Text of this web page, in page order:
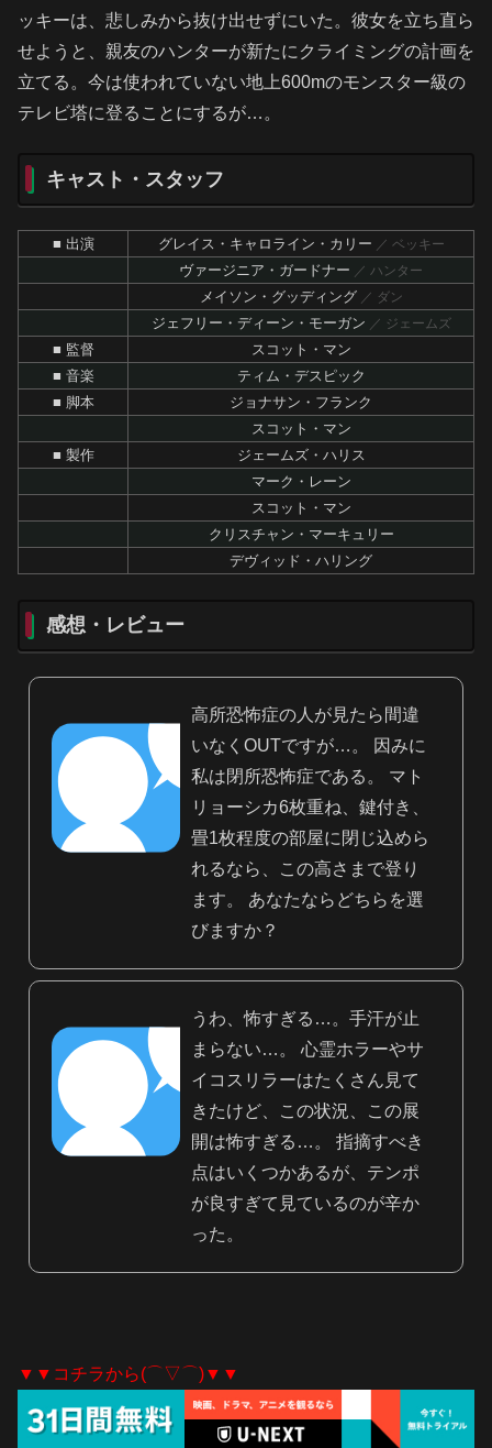
ッキーは、悲しみから抜け出せずにいた。彼女を立ち直ら
せようと、親友のハンターが新たにクライミングの計画を
立てる。今は使われていない地上600mのモンスター級の
テレビ塔に登ることにするが…。
キャスト・スタッフ
■ 出演 グレイス・キャロライン・カリー ／ ベッキー
ヴァージニア・ガードナー ／ ハンター
メイソン・グッディング ／ ダン
ジェフリー・ディーン・モーガン ／ ジェームズ
■ 監督
スコット・マン
■ 音楽
ティム・デスピック
■ 脚本
ジョナサン・フランク
スコット・マン
■ 製作
ジェームズ・ハリス
マーク・レーン
スコット・マン
クリスチャン・マーキュリー
デヴィッド・ハリング
感想・レビュー
高所恐怖症の人が見たら間違
いなくOUTですが…。 因みに
私は閉所恐怖症である。 マト
リョーシカ6枚重ね、鍵付き、
畳1枚程度の部屋に閉じ込めら
れるなら、この高さまで登り
ます。 あなたならどちらを選
びますか？
うわ、怖すぎる…。手汗が止
まらない…。 心霊ホラーやサ
イコスリラーはたくさん見て
きたけど、この状況、この展
開は怖すぎる…。 指摘すべき
点はいくつかあるが、テンポ
が良すぎて見ているのが辛か
った。
▼▼コチラから(⌒▽⌒)▼▼